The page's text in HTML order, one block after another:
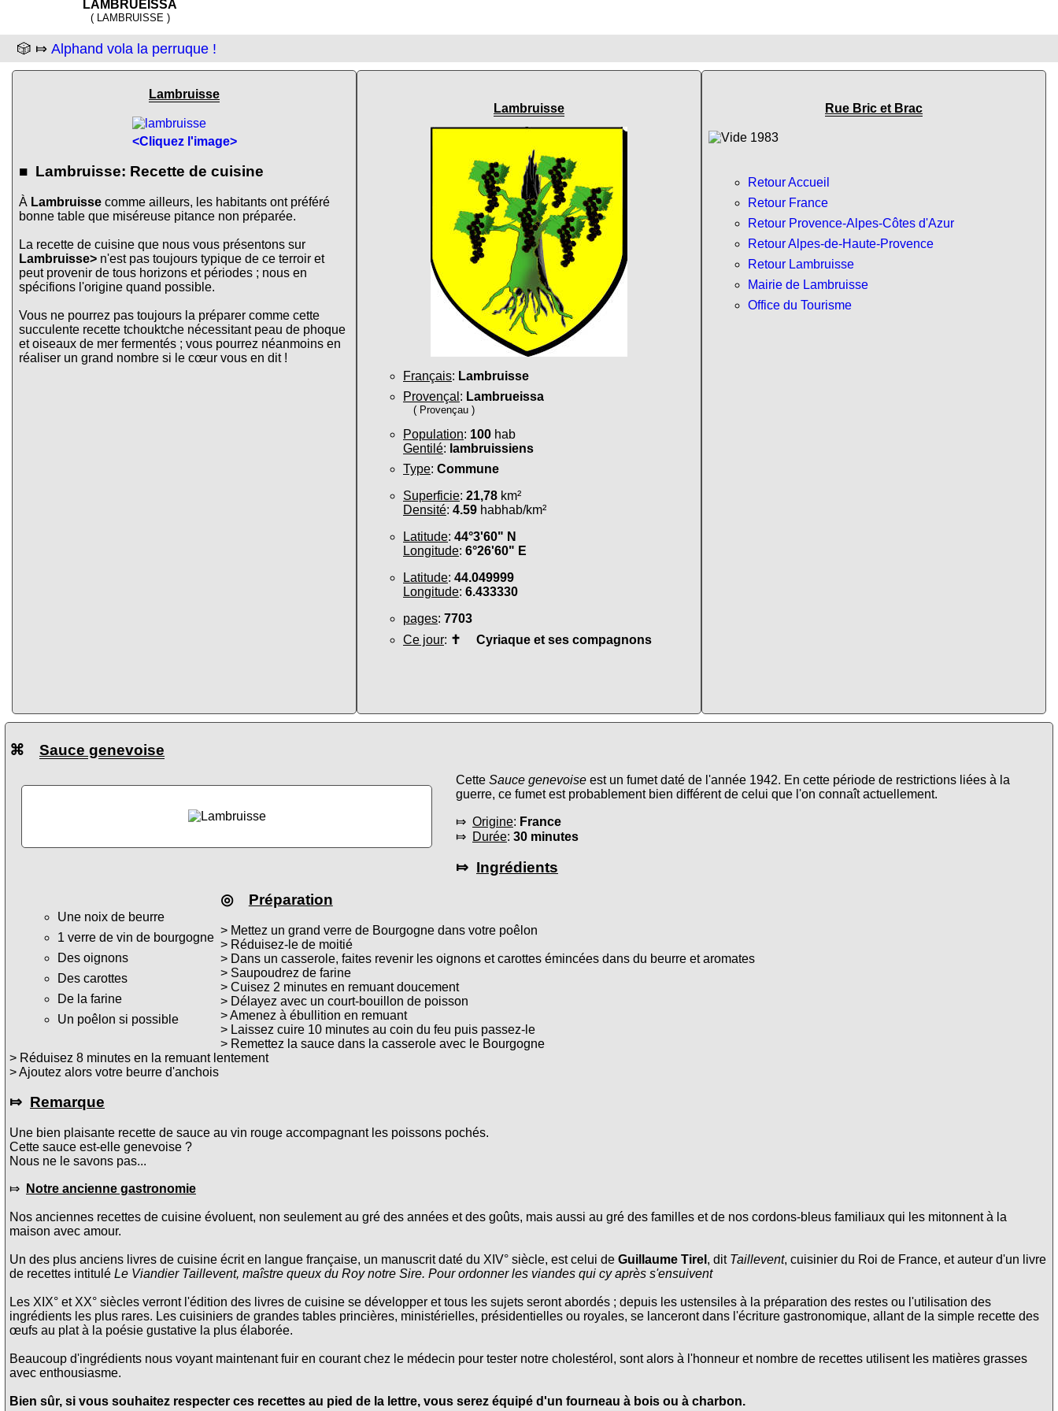
LAMBRUEISSA
( LAMBRUISSE )
🎲 ⤇ Alphand vola la perruque !
Lambruisse
<Cliquez l'image>
■ Lambruisse: Recette de cuisine
À Lambruisse comme ailleurs, les habitants ont préféré
bonne table que miséreuse pitance non préparée.
La recette de cuisine que nous vous présentons sur
Lambruisse> n'est pas toujours typique de ce terroir et
peut provenir de tous horizons et périodes ; nous en
spécifions l'origine quand possible.
Vous ne pourrez pas toujours la préparer comme cette
succulente recette tchouktche nécessitant peau de phoque
et oiseaux de mer fermentés ; vous pourrez néanmoins en
réaliser un grand nombre si le cœur vous en dit !
Lambruisse
Français: Lambruisse
Provençal : Lambrueissa
( Provençau )
Population: 100 hab
Gentilé: lambruissiens
Type: Commune
Superficie: 21,78 km²
Densité: 4.59 habhab/km²
Latitude: 44°3'60" N
Longitude: 6°26'60" E
Latitude: 44.049999
Longitude: 6.433330
pages: 7703
Ce jour: ✝ Cyriaque et ses compagnons
Rue Bric et Brac
Retour Accueil
Retour France
Retour Provence-Alpes-Côtes d'Azur
Retour Alpes-de-Haute-Provence
Retour Lambruisse
Mairie de Lambruisse
Office du Tourisme
⌘ Sauce genevoise
Cette Sauce genevoise est un fumet daté de l'année 1942. En cette période de restrictions liées à la
guerre, ce fumet est probablement bien différent de celui que l'on connaît actuellement.
⤇ Origine: France
⤇ Durée: 30 minutes
⤇ Ingrédients
Une noix de beurre
1 verre de vin de bourgogne
Des oignons
Des carottes
De la farine
Un poêlon si possible
◎ Préparation
> Mettez un grand verre de Bourgogne dans votre poêlon
> Réduisez-le de moitié
> Dans un casserole, faites revenir les oignons et carottes émincées dans du beurre et aromates
> Saupoudrez de farine
> Cuisez 2 minutes en remuant doucement
> Délayez avec un court-bouillon de poisson
> Amenez à ébullition en remuant
> Laissez cuire 10 minutes au coin du feu puis passez-le
> Remettez la sauce dans la casserole avec le Bourgogne
> Réduisez 8 minutes en la remuant lentement
> Ajoutez alors votre beurre d'anchois
⤇ Remarque
Une bien plaisante recette de sauce au vin rouge accompagnant les poissons pochés.
Cette sauce est-elle genevoise ?
Nous ne le savons pas...
⤇ Notre ancienne gastronomie
Nos anciennes recettes de cuisine évoluent, non seulement au gré des années et des goûts, mais aussi au gré des familles et de nos cordons-bleus familiaux qui les mitonnent à la
maison avec amour.
Un des plus anciens livres de cuisine écrit en langue française, un manuscrit daté du XIV° siècle, est celui de Guillaume Tirel , dit Taillevent, cuisinier du Roi de France, et auteur d'un livre
de recettes intitulé Le Viandier Taillevent, maîstre queux du Roy notre Sire. Pour ordonner les viandes qui cy après s'ensuivent
Les XIX° et XX° siècles verront l'édition des livres de cuisine se développer et tous les sujets seront abordés ; depuis les ustensiles à la préparation des restes ou l'utilisation des
ingrédients les plus rares. Les cuisiniers de grandes tables princières, ministérielles, présidentielles ou royales, se lanceront dans l'écriture gastronomique, allant de la simple recette des
œufs au plat à la poésie gustative la plus élaborée.
Beaucoup d'ingrédients nous voyant maintenant fuir en courant chez le médecin pour tester notre cholestérol, sont alors à l'honneur et nombre de recettes utilisent les matières grasses
avec enthousiasme.
Bien sûr, si vous souhaitez respecter ces recettes au pied de la lettre, vous serez équipé d'un fourneau à bois ou à charbon.